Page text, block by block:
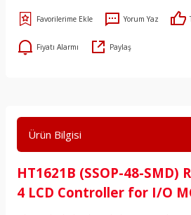
Yorum Yaz
Fiyatı Alarmı Paylaş
Ürün Bilgisi
HT1621B (SSOP-48-SMD)
4 LCD Controller for I/O